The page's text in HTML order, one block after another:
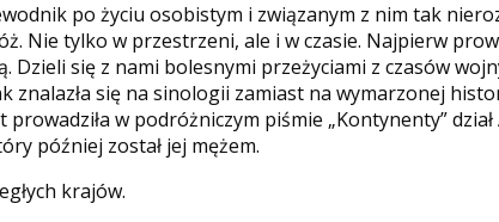
po życiu osobistym i związanym z nim tak
Nie tylko w przestrzeni, ale i w czasie. Najpierw
się z nami bolesnymi przeżyciami z czasów
znalazła się na sinologii zamiast na wymarzonej
w podróżniczym piśmie „Kontynenty”
później został jej mężem.
krajów.